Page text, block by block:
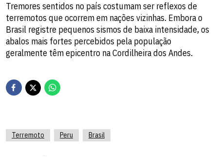
Tremores sentidos no país costumam ser reflexos de
terremotos que ocorrem em nações vizinhas. Embora o
Brasil registre pequenos sismos de baixa intensidade, os
abalos mais fortes percebidos pela população
geralmente têm epicentro na Cordilheira dos Andes.
Terremoto Peru Brasil